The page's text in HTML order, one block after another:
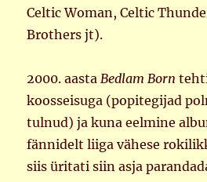
Celtic Woman, Celtic
Brothers jt).
2000. aastaBedlam Born
koosseisuga (popitegijad
tulnud) ja kuna eelmine
fännidelt liiga vähese
siis üritati siin asja